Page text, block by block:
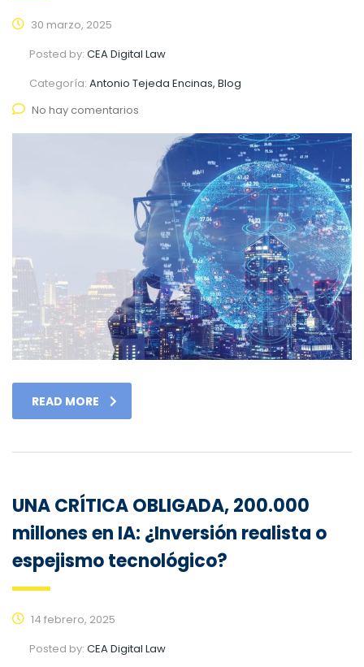
30 marzo, 2025
Posted by: CEA Digital Law
Categoría: Antonio Tejeda Encinas, Blog
No hay comentarios
READ MORE
UNA CRÍTICA OBLIGADA, 200.000
millones en IA: ¿Inversión realista o
espejismo tecnológico?
14 febrero, 2025
Posted by: CEA Digital Law